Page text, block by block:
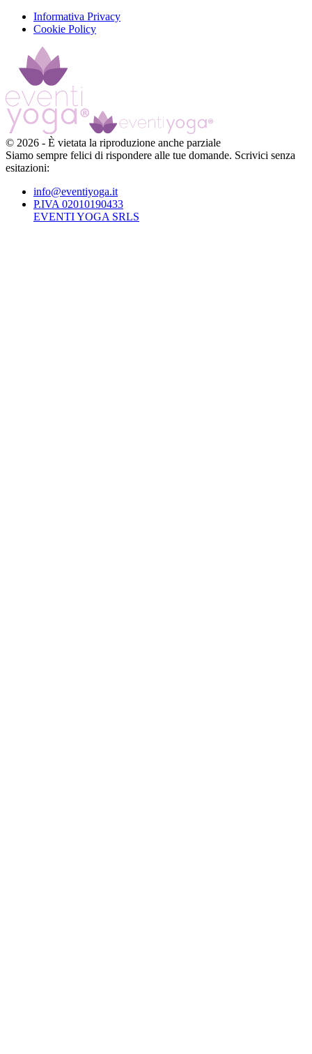
Informativa Privacy
Cookie Policy
© 2026 - È vietata la riproduzione anche parziale
Siamo sempre felici di rispondere alle tue domande. Scrivici senza
esitazioni:
info@eventiyoga.it
P.IVA 02010190433
EVENTI YOGA SRLS